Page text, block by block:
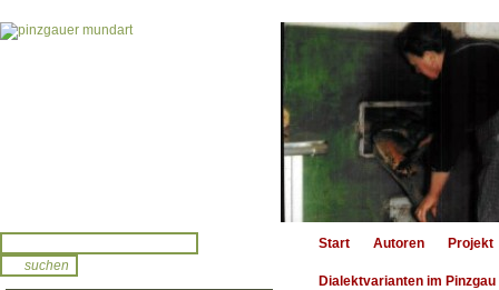
Start Autoren Projekt
Dialektvarianten im Pinzgau